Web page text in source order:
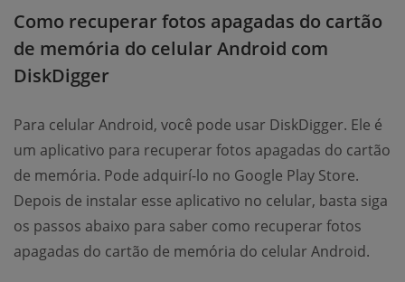
Como recuperar fotos apagadas do cartão
de memória do celular Android com
DiskDigger
Para celular Android, você pode usar DiskDigger. Ele é
um aplicativo para recuperar fotos apagadas do cartão
de memória. Pode adquirí-lo no Google Play Store.
Depois de instalar esse aplicativo no celular, basta siga
os passos abaixo para saber como recuperar fotos
apagadas do cartão de memória do celular Android.